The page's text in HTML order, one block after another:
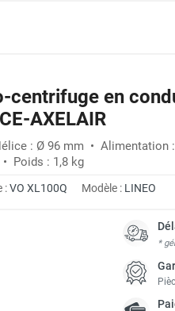
-35%
centrifuge en
AXELAIR
: Ø 96 mm • Alimentation
Poids : 1,8 kg
:VO XL100Q Modèle : LINEO
*